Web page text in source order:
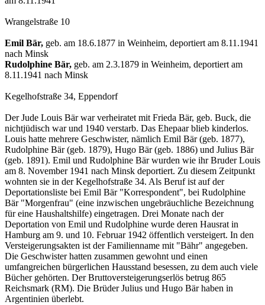
Wrangelstraße 10
Emil Bär, geb. am 18.6.1877 in Weinheim, deportiert am 8.11.1941
nach Minsk
Rudolphine Bär, geb. am 2.3.1879 in Weinheim, deportiert am
8.11.1941 nach Minsk
Kegelhofstraße 34, Eppendorf
Der Jude Louis Bär war verheiratet mit Frieda Bär, geb. Buck, die
nichtjüdisch war und 1940 ver­starb. Das Ehepaar blieb kinderlos.
Louis hatte mehrere Geschwister, nämlich Emil Bär (geb. 1877),
Rudolphine Bär (geb. 1879), Hugo Bär (geb. 1886) und Julius Bär
(geb. 1891). Emil und Rudolphine Bär wurden wie ihr Bruder Louis
am 8. November 1941 nach Minsk deportiert. Zu diesem Zeitpunkt
wohnten sie in der Kegelhofstraße 34. Als Beruf ist auf der
Deportationsliste bei Emil Bär "Korrespondent", bei Rudolphine
Bär "Morgenfrau" (eine inzwischen ungebräuchliche Bezeichnung
für eine Haushaltshilfe) eingetragen. Drei Monate nach der
Deportation von Emil und Rudolphine wurde deren Hausrat in
Hamburg am 9. und 10. Februar 1942 öffentlich versteigert. In den
Versteigerungsakten ist der Familienname mit "Bähr" angegeben.
Die Geschwister hatten zusammen gewohnt und einen
umfangreichen bürgerlichen Hausstand besessen, zu dem auch viele
Bücher gehörten. Der Bruttoversteigerungserlös betrug 865
Reichsmark (RM). Die Brüder Julius und Hugo Bär haben in
Argentinien überlebt.